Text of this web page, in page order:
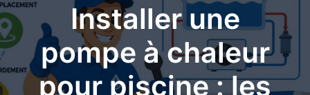
Installer une
pompe à chaleur
pour piscine : les